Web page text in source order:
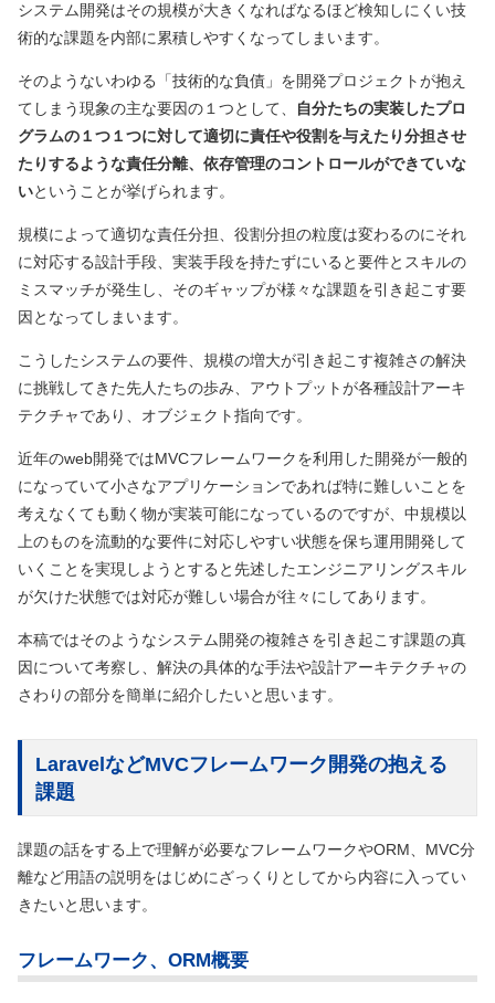
システム開発はその規模が大きくなればなるほど検知しにくい技
術的な課題を内部に累積しやすくなってしまいます。
そのようないわゆる「技術的な負債」を開発プロジェクトが抱え
てしまう現象の主な要因の１つとして、
自分たちの実装したプロ
グラムの１つ１つに対して適切に責任や役割を与えたり分担させ
たりするような責任分離、依存管理のコントロールができていな
いということが挙げられます。
規模によって適切な責任分担、役割分担の粒度は変わるのにそれ
に対応する設計手段、実装手段を持たずにいると要件とスキルの
ミスマッチが発生し、そのギャップが様々な課題を引き起こす要
因となってしまいます。
こうしたシステムの要件、規模の増大が引き起こす複雑さの解決
に挑戦してきた先人たちの歩み、アウトプットが各種設計アーキ
テクチャであり、オブジェクト指向です。
近年のweb開発ではMVCフレームワークを利用した開発が一般的
になっていて小さなアプリケーションであれば特に難しいことを
考えなくても動く物が実装可能になっているのですが、中規模以
上のものを流動的な要件に対応しやすい状態を保ち運用開発して
いくことを実現しようとすると先述したエンジニアリングスキル
が欠けた状態では対応が難しい場合が往々にしてあります。
本稿ではそのようなシステム開発の複雑さを引き起こす課題の真
因について考察し、解決の具体的な手法や設計アーキテクチャの
さわりの部分を簡単に紹介したいと思います。
LaravelなどMVCフレームワーク開発の抱える
課題
課題の話をする上で理解が必要なフレームワークやORM、MVC分
離など用語の説明をはじめにざっくりとしてから内容に入ってい
きたいと思います。
フレームワーク、ORM概要